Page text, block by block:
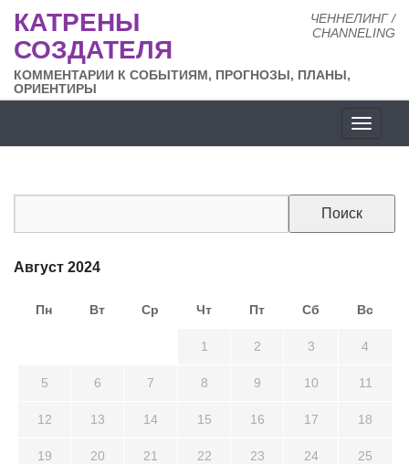
ЧЕННЕЛИНГ /
CHANNELING
КАТРЕНЫ
СОЗДАТЕЛЯ
КОММЕНТАРИИ К СОБЫТИЯМ, ПРОГНОЗЫ, ПЛАНЫ,
ОРИЕНТИРЫ
сайта
Август 2024
Пн Вт Ср Чт Пт Сб Вс
1 2 3 4
5 6 7 8 9 10 11
12 13 14 15 16 17 18
19 20 21 22 23 24 25